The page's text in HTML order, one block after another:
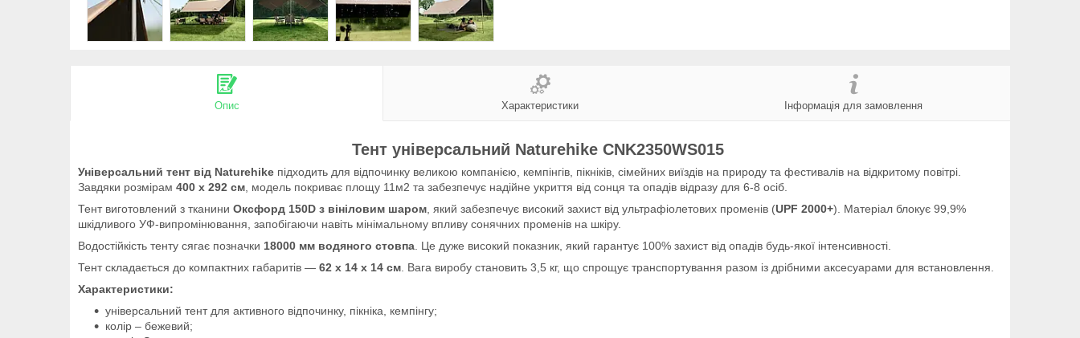
Опис Характеристики Інформація для замовлення
Тент універсальний Naturehike CNK2350WS015
Універсальний тент від Naturehike підходить для відпочинку великою компанією, кемпінгів, пікніків, сімейних виїздів на природу та фестивалів на відкритому повітрі.
Завдяки розмірам 400 х 292 см, модель покриває площу 11м2 та забезпечує надійне укриття від сонця та опадів відразу для 6-8 осіб.
Тент виготовлений з тканини Оксфорд 150D з вініловим шаром, який забезпечує високий захист від ультрафіолетових променів (UPF 2000+). Матеріал блокує 99,9%
шкідливого УФ-випромінювання, запобігаючи навіть мінімальному впливу сонячних променів на шкіру.
Водостійкість тенту сягає позначки 18000 мм водяного стовпа. Це дуже високий показник, який гарантує 100% захист від опадів будь-якої інтенсивності.
Тент складається до компактних габаритів — 62 х 14 х 14 см. Вага виробу становить 3,5 кг, що спрощує транспортування разом із дрібними аксесуарами для встановлення.
Характеристики:
універсальний тент для активного відпочинку, пікніка, кемпінгу;
колір – бежевий;